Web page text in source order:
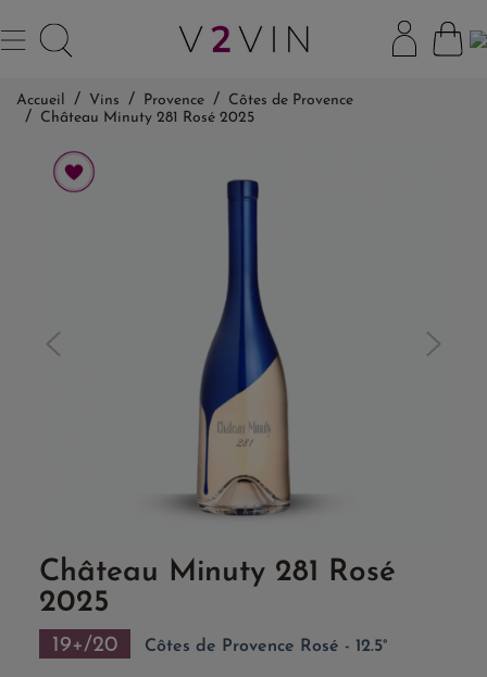
Accueil Vins Provence
Côtes de Provence
Château Minuty 281 Rosé 2025
Château Minuty 281 Rosé
2025
19+/20 Côtes de Provence Rosé - 12.5°